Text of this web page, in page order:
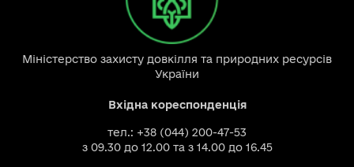
Міністерство захисту довкілля та природних ресурсів
України
Вхідна кореспонденція
тел.: +38 (044) 200-47-53
з 09.30 до 12.00 та з 14.00 до 16.45